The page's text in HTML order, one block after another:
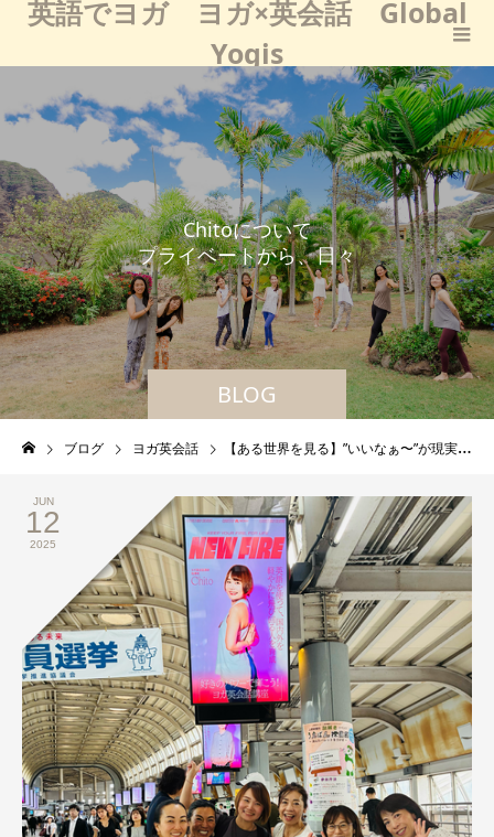
英語でヨガ ヨガ×英会話 Global
Yogis
BLOG
Chitoについて
プライベートから、日々の学びなど
普
ブログ ヨガ英会話 【ある世界を見る】”いいなぁ〜”が現実化する仕組み
JUN
12
2025